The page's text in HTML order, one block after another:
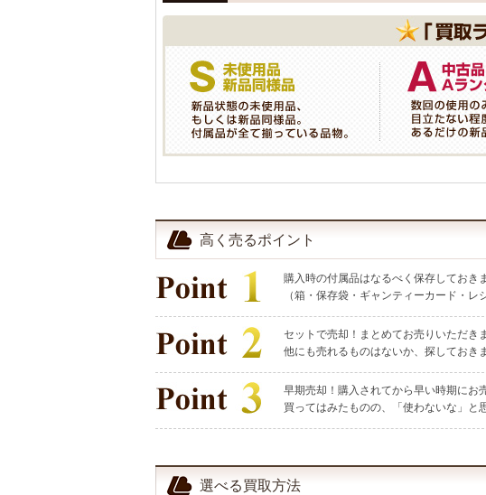
高く売るポイント
購入時の付属品はなるべく保存しておき
（箱・保存袋・ギャンティーカード・レ
セットで売却！まとめてお売りいただき
他にも売れるものはないか、探しておき
早期売却！購入されてから早い時期にお
買ってはみたものの、「使わないな」と
選べる買取方法